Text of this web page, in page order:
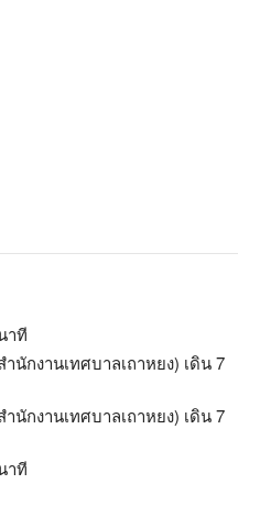
าที
นักงานเทศบาลเถาหยง) เดิน 7
นักงานเทศบาลเถาหยง) เดิน 7
าที